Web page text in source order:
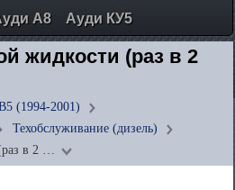
А8 Ауди КУ5
жидкости (раз в 2
(1994-2001)
Техобслуживание (дизель)
в 2 …